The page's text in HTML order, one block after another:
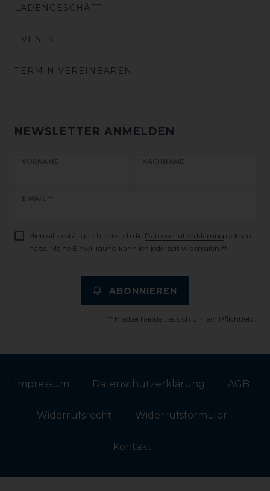
LADENGESCHÄFT
EVENTS
TERMIN VEREINBAREN
NEWSLETTER ANMELDEN
VORNAME NACHNAME
E-MAIL **
Newsletter
Hiermit bestätige ich, dass ich die Daten­schutz­erklärung gelesen
habe. Meine Einwilligung kann ich jederzeit widerrufen.**
ABONNIEREN
** Hierbei handelt es sich um ein Pflichtfeld.
Impressum Daten­schutz­erklärung AGB
Widerrufs­recht Widerrufs­formular
Kontakt